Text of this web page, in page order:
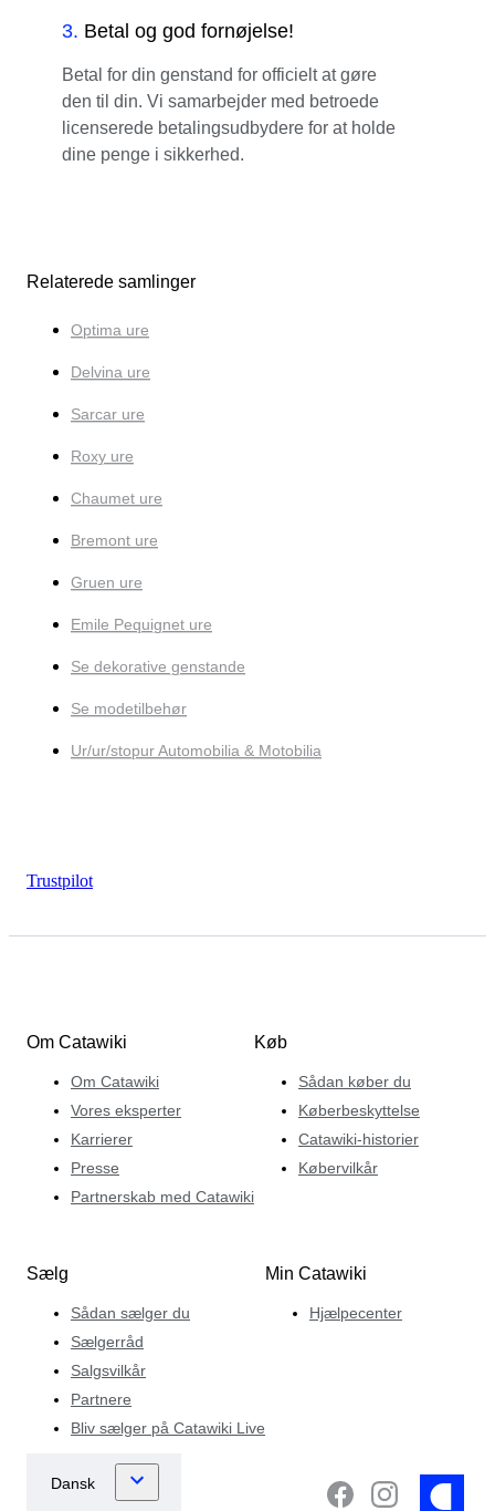
3. Betal og god fornøjelse!
Betal for din genstand for officielt at gøre
den til din. Vi samarbejder med betroede
licenserede betalingsudbydere for at holde
dine penge i sikkerhed.
Relaterede samlinger
Optima ure
Delvina ure
Sarcar ure
Roxy ure
Chaumet ure
Bremont ure
Gruen ure
Emile Pequignet ure
Se dekorative genstande
Se modetilbehør
Ur/ur/stopur Automobilia & Motobilia
Trustpilot
Om Catawiki
Om Catawiki
Vores eksperter
Karrierer
Presse
Partnerskab med Catawiki
Køb
Sådan køber du
Køberbeskyttelse
Catawiki-historier
Købervilkår
Sælg
Sådan sælger du
Sælgerråd
Salgsvilkår
Partnere
Bliv sælger på Catawiki Live
Min Catawiki
Hjælpecenter